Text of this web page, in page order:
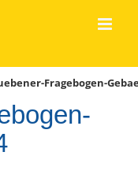
Fragebogen-